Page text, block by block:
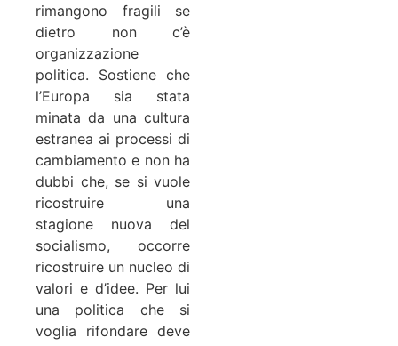
rimangono fragili se
dietro non c’è
organizzazione
politica. Sostiene che
l’Europa sia stata
minata da una cultura
estranea ai processi di
cambiamento e non ha
dubbi che, se si vuole
ricostruire una
stagione nuova del
socialismo, occorre
ricostruire un nucleo di
valori e d’idee. Per lui
una politica che si
voglia rifondare deve